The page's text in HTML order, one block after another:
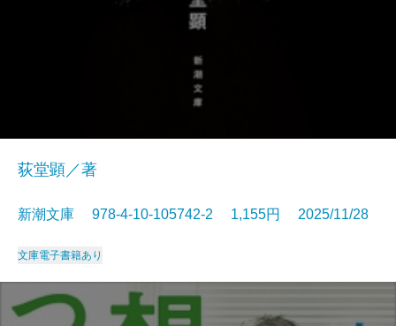
荻堂顕／著
新潮文庫 978-4-10-105742-2 1,155円 2025/11/28
文庫電子書籍あり